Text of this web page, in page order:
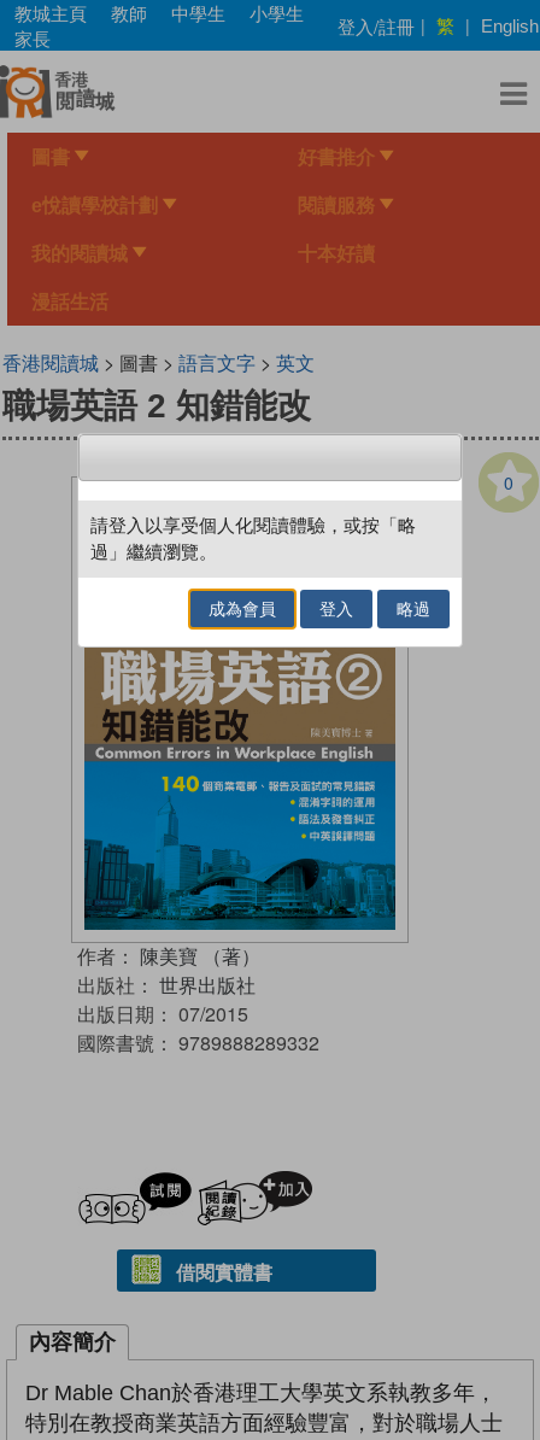
Skip
main
content
教城主頁 教師 中學生
小學生
家長
登入/註冊 | 繁 | English
圖書 好書推介
e悅讀學校計劃 閱讀服務
我的閱讀城 十本好讀
漫話生活
香港閱讀城> 圖書 > 語言文字> 英文
職場英語 2 知錯能改
0
作者： 陳美寶 （著）
出版社： 世界出版社
出版日期： 07/2015
國際書號： 9789888289332
試閲
借閱實體書
內容簡介
Dr Mable Chan於香港理工大學英文系執教多年，
特別在教授商業英語方面經驗豐富，對於職場人士
請登入以享受個人化閱讀體驗，或按「略
過」繼續瀏覽。
成為會員 登入 略過